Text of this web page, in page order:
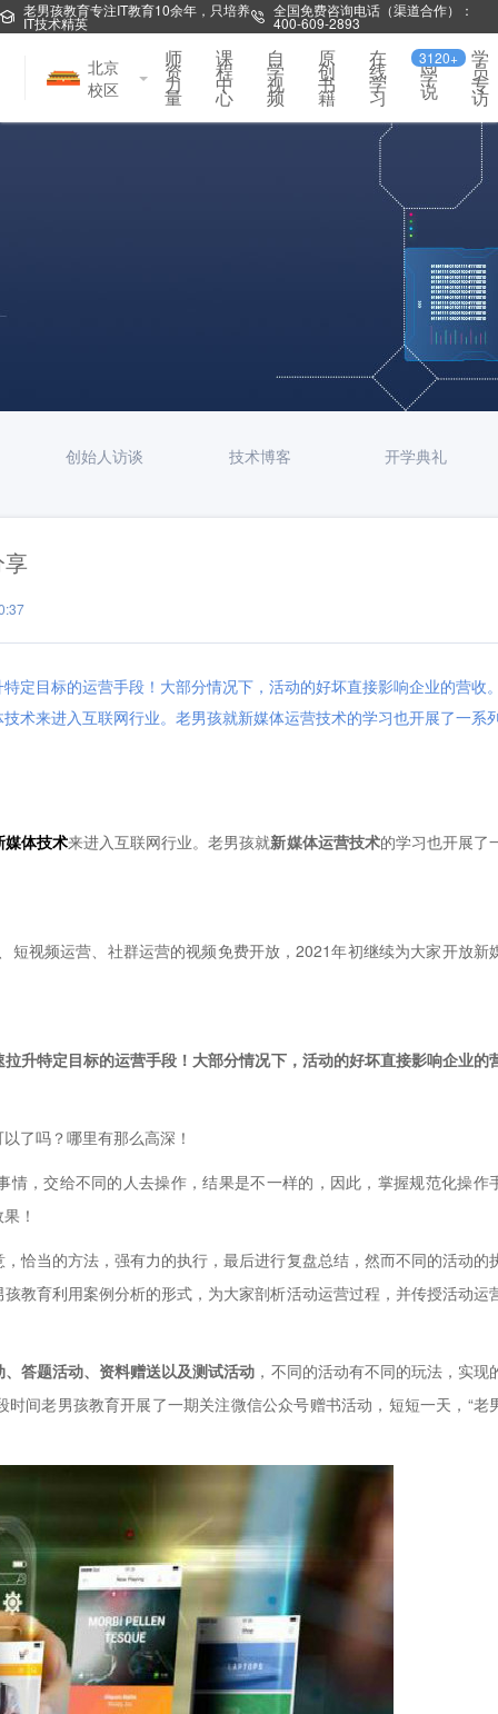
老男孩教育专注IT教育10余年，只培养
IT技术精英
全国免费咨询电话（渠道合作）：
400-609-2893
北京
校区
师
资
力
量
课
程
中
心
自
学
视
频
原
创
书
籍
在
线
学
习
同
学
说
3120+ 学
员
专
访
创始人访谈 技术博客 开学典礼
定目标的运营手段！大部分情况下，活动的好坏直接影响企业的营收
术来进入互联网行业。老男孩就新媒体运营技术的学习也开展了一系
媒体技术来进入互联网行业。老男孩就新媒体运营技术的学习也开展了
频运营、社群运营的视频免费开放，2021年初继续为大家开放新
升特定目标的运营手段！大部分情况下，活动的好坏直接影响企业的
吗？哪里有那么高深！
交给不同的人去操作，结果是不一样的，因此，掌握规范化操作
！
当的方法，强有力的执行，最后进行复盘总结，然而不同的活动的
教育利用案例分析的形式，为大家剖析活动运营过程，并传授活动运
答题活动、资料赠送以及测试活动 ，不同的活动有不同的玩法，实现
间老男孩教育开展了一期关注微信公众号赠书活动，短短一天，“老